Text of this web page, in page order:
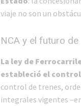
viaje no son un
NCA y el futuro
La ley de
estableció el
control de trenes,
integrales vigentes